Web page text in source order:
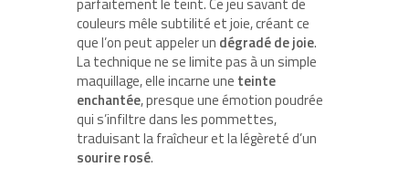
couleurs mêle subtilité et joie, créant ce
que l’on peut appeler un dégradé de joie.
La technique ne se limite pas à un simple
maquillage, elle incarne une teinte
enchantée, presque une émotion poudrée
qui s’infiltre dans les pommettes,
traduisant la fraîcheur et la légèreté d’un
sourire rosé.